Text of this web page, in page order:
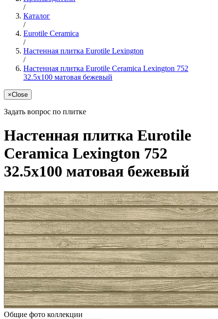
/
Каталог
/
Eurotile Ceramica
/
Настенная плитка Eurotile Lexington
/
Настенная плитка Eurotile Ceramica Lexington 752
32.5x100 матовая бежевый
×Close
Задать вопрос по плитке
Настенная плитка Eurotile
Ceramica Lexington 752
32.5x100 матовая бежевый
Общие фото коллекции